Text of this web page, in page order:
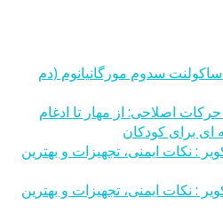
سدوم مورگانیانوم (دم
اصلاحی: از مهار تا ادغام
برای کودکان
: نکات ایمنی، تجهیزات و بهترین
: نکات ایمنی، تجهیزات و بهترین